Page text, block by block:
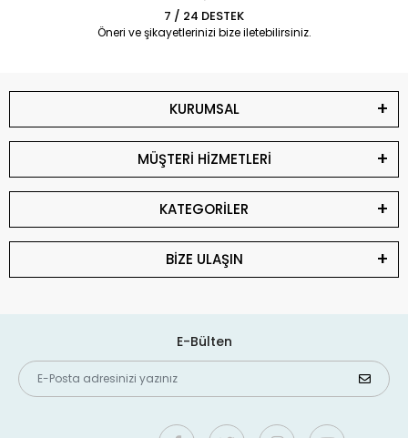
7 / 24 DESTEK
Öneri ve şikayetlerinizi bize iletebilirsiniz.
KURUMSAL
MÜŞTERİ HİZMETLERİ
KATEGORİLER
BİZE ULAŞIN
E-Bülten